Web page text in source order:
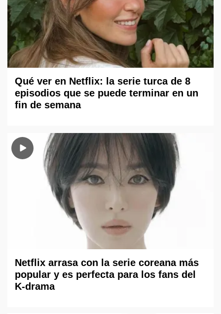
Qué ver en Netflix: la serie turca de 8
episodios que se puede terminar en un
fin de semana
Netflix arrasa con la serie coreana más
popular y es perfecta para los fans del
K-drama